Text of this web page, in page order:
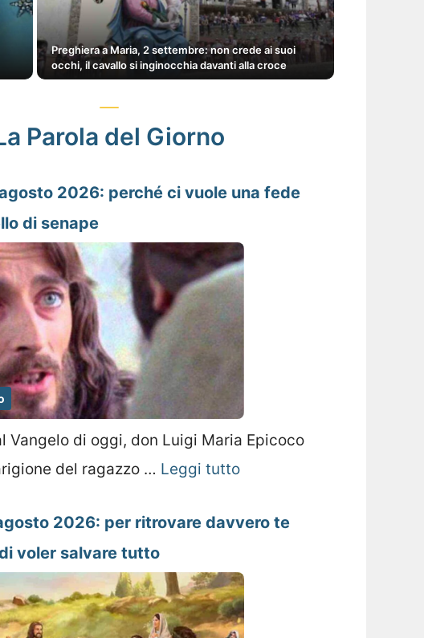
Preghiera a Maria, 2 settembre: non crede ai suoi
occhi, il cavallo si inginocchia davanti alla croce
Parola del Giorno
2026: perché ci vuole una fede
di senape
Vangelo di oggi, don Luigi Maria Epicoco
del ragazzo … Leggi tutto
2026: per ritrovare davvero te
voler salvare tutto